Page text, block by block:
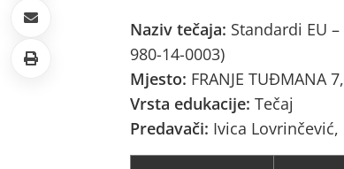
Naziv tečaja: Standardi EU
980-14-0003)
Mjesto: FRANJE TUĐMANA
Vrsta edukacije: Tečaj
Predavači: Ivica